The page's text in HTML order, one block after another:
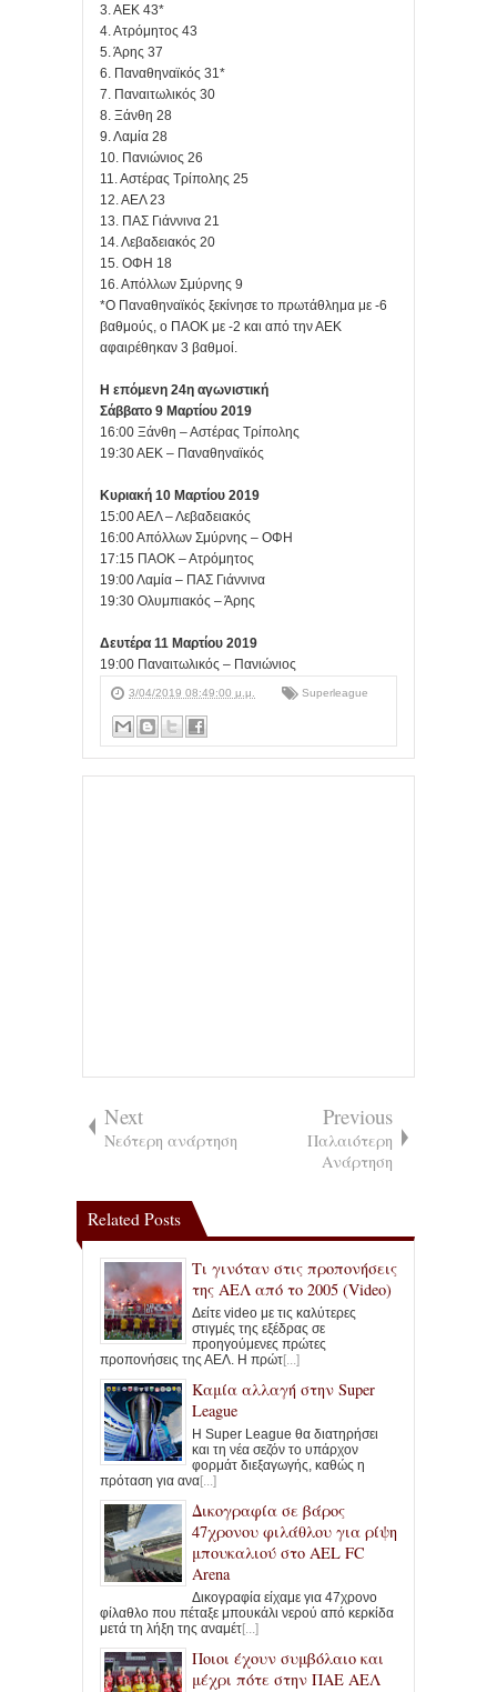
3. ΑΕΚ 43*
4. Ατρόμητος 43
5. Άρης 37
6. Παναθηναϊκός 31*
7. Παναιτωλικός 30
8. Ξάνθη 28
9. Λαμία 28
10. Πανιώνιος 26
11. Αστέρας Τρίπολης 25
12. ΑΕΛ 23
13. ΠΑΣ Γιάννινα 21
14. Λεβαδειακός 20
15. ΟΦΗ 18
16. Απόλλων Σμύρνης 9
*Ο Παναθηναϊκός ξεκίνησε το πρωτάθλημα με -6
βαθμούς, ο ΠΑΟΚ με -2 και από την ΑΕΚ
αφαιρέθηκαν 3 βαθμοί.
Η επόμενη 24η αγωνιστική
Σάββατο 9 Μαρτίου 2019
16:00 Ξάνθη – Αστέρας Τρίπολης
19:30 ΑΕΚ – Παναθηναϊκός
Κυριακή 10 Μαρτίου 2019
15:00 ΑΕΛ – Λεβαδειακός
16:00 Απόλλων Σμύρνης – ΟΦΗ
17:15 ΠΑΟΚ – Ατρόμητος
19:00 Λαμία – ΠΑΣ Γιάννινα
19:30 Ολυμπιακός – Άρης
Δευτέρα 11 Μαρτίου 2019
19:00 Παναιτωλικός – Πανιώνιος
3/04/2019 08:49:00 μ.μ. Superleague
Next
Νεότερη ανάρτηση
Previous
Παλαιότερη
Ανάρτηση
Related Posts
Τι γινόταν στις προπονήσεις
της ΑΕΛ από το 2005 (Video)
Δείτε video με τις καλύτερες
στιγμές της εξέδρας σε
προηγούμενες πρώτες
προπονήσεις της ΑΕΛ. Η πρώτ[...]
Καμία αλλαγή στην Super
League
Η Super League θα διατηρήσει
και τη νέα σεζόν το υπάρχον
φορμάτ διεξαγωγής, καθώς η
πρόταση για ανα[...]
Δικογραφία σε βάρος
47χρονου φιλάθλου για ρίψη
μπουκαλιού στο AEL FC
Arena
Δικογραφία είχαμε για 47χρονο
φίλαθλο που πέταξε μπουκάλι νερού από κερκίδα
μετά τη λήξη της αναμέτ[...]
Ποιοι έχουν συμβόλαιο και
μέχρι πότε στην ΠΑΕ ΑΕΛ